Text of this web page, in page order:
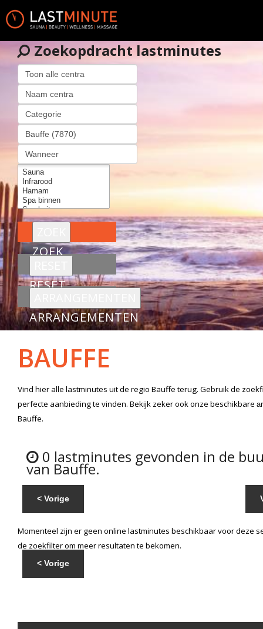
Zoekopdracht lastminutes
ZOEK
RESET
ARRANGEMENTEN
BAUFFE
Vind hier alle lastminutes uit de regio Bauffeterug. Gebruik de
perfecte aanbieding te vinden. Bekijk zeker ook onze beschikbare
Bauffe.
0 lastminutes gevonden in de
van Bauffe.
< Vorige
Momenteel zijn er geen online lastminutes beschikbaar voor deze
de zoekfilter om meer resultaten te bekomen.
< Vorige